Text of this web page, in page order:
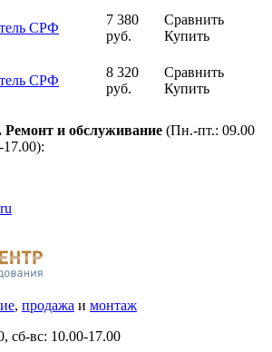
СРФ
7 380
руб.
Сравнить
Купить
СРФ
8 320
руб.
Сравнить
Купить
и обслуживание (Пн.-пт.: 09.00
, продажа и монтаж
сб-вс: 10.00-17.00